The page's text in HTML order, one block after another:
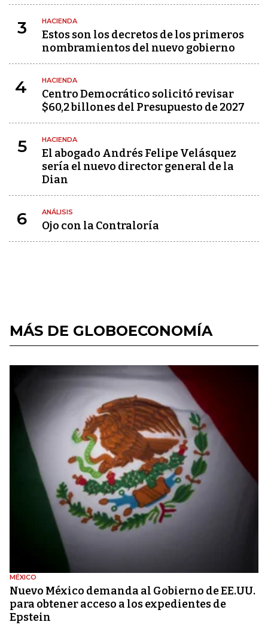
3 HACIENDA
Estos son los decretos de los primeros
nombramientos del nuevo gobierno
4 HACIENDA
Centro Democrático solicitó revisar
$60,2 billones del Presupuesto de 2027
5 HACIENDA
El abogado Andrés Felipe Velásquez
sería el nuevo director general de la
Dian
6 ANÁLISIS
Ojo con la Contraloría
MÁS DE GLOBOECONOMÍA
MÉXICO
Nuevo México demanda al Gobierno de EE.UU.
para obtener acceso a los expedientes de
Epstein